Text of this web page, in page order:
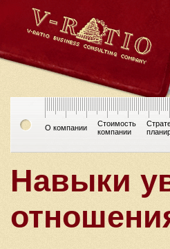
О компании
Стоимость
компании
Навыки